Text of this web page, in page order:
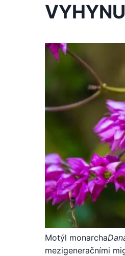
Motýl monarcha
mezigeneračními